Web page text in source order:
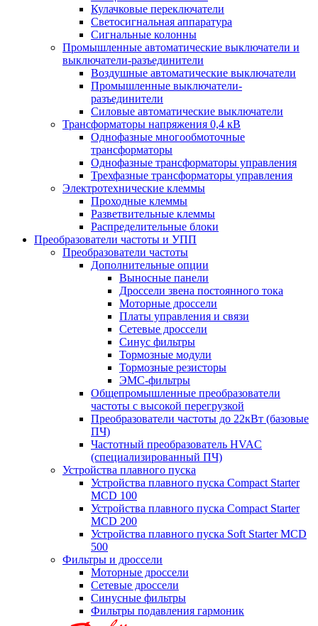
Кулачковые переключатели
Светосигнальная аппаратура
Сигнальные колонны
Промышленные автоматические выключатели и
выключатели-разъединители
Воздушные автоматические выключатели
Промышленные выключатели-
разъединители
Силовые автоматические выключатели
Трансформаторы напряжения 0,4 кВ
Однофазные многообмоточные
трансформаторы
Однофазные трансформаторы управления
Трехфазные трансформаторы управления
Электротехнические клеммы
Проходные клеммы
Разветвительные клеммы
Распределительные блоки
Преобразователи частоты и УПП
Преобразователи частоты
Дополнительные опции
Выносные панели
Дроссели звена постоянного тока
Моторные дроссели
Платы управления и связи
Сетевые дроссели
Синус фильтры
Тормозные модули
Тормозные резисторы
ЭМС-фильтры
Общепромышленные преобразователи
частоты с высокой перегрузкой
Преобразователи частоты до 22кВт (базовые
ПЧ)
Частотный преобразователь HVAC
(специализированный ПЧ)
Устройства плавного пуска
Устройства плавного пуска Compact Starter
MCD 100
Устройства плавного пуска Compact Starter
MCD 200
Устройства плавного пуска Soft Starter MCD
500
Фильтры и дроссели
Моторные дроссели
Сетевые дроссели
Синусные фильтры
Фильтры подавления гармоник